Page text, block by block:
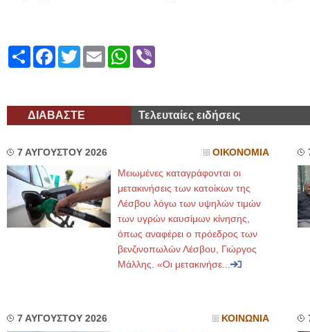
ShareFacebook
TwitterEmailWhatsApp
ΔΙΑΒΑΣΤΕ Τελευταίες ειδήσεις
7 ΑΥΓΟΥΣΤΟΥ 2026 ΟΙΚΟΝΟΜΙΑ
Μειωμένες καταγράφονται οι
μετακινήσεις των κατοίκων της
Λέσβου λόγω των υψηλών τιμών
των υγρών καυσίμων κίνησης,
όπως αναφέρει ο πρόεδρος των
βενζινοπωλών Λέσβου, Γιώργος
Μάλλης. «Οι μετακινήσε...
7 ΑΥΓΟΥΣΤΟΥ 2026 ΚΟΙΝΩΝΙΑ